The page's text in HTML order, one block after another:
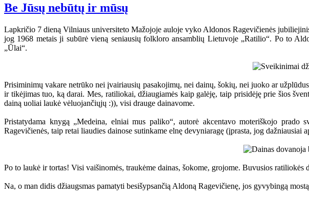
Be Jūsų nebūtų ir mūsų
Lapkričio 7 dieną Vilniaus universiteto Mažojoje auloje vyko Aldonos Ragevičienės
jog 1968 metais ji subūrė vieną seniausių folkloro ansamblių Lietuvoje „Ratilio“. Po to
„Ūlai“.
Prisiminimų vakare netrūko nei įvairiausių pasakojimų, nei dainų, šokių, nei juoko ar
ir tikėjimas tuo, ką darai. Mes, ratiliokai, džiaugiamės kaip galėję, taip prisidėję prie šios
dainą uoliai laukė vėluojančiųjų :)), visi drauge dainavome.
Pristatydama knygą „Medeina, elniai mus paliko“, autorė akcentavo moteriškojo
Ragevičienės, taip retai liaudies dainose sutinkame elnę devyniaragę (įprasta, jog
Po to laukė ir tortas! Visi vaišinomės, traukėme dainas, šokome, grojome. Buvusios
Na, o man didis džiaugsmas pamatyti besišypsančią Aldoną Ragevičienę, jos gyvybingą